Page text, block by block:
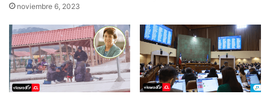
noviembre 6, 2023